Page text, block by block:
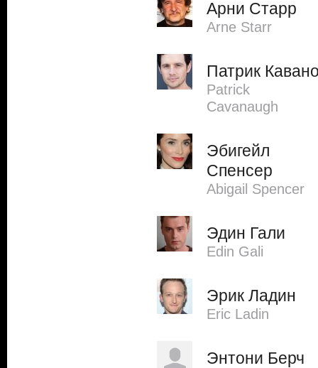
Арни Старр
Arne Starr
Патрик
Patrick
Cavanaugh
Эбигейл
Спенсер
Abigail Spencer
Эдин Гали
Edin Gali
Эрик Ладин
Eric Ladin
Энтони Берч